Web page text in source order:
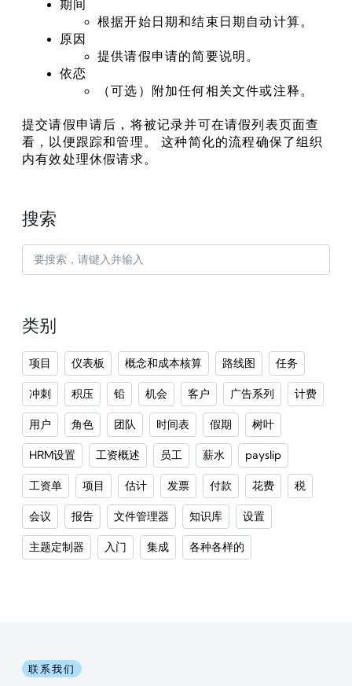
期间
根据开始日期和结束日期自动计算。
原因
提供请假申请的简要说明。
依恋
（可选）附加任何相关文件或注释。
提交请假申请后，将被记录并可在请假列表页面查
看，以便跟踪和管理。 这种简化的流程确保了组织
内有效处理休假请求。
搜索
类别
项目 仪表板 概念和成本核算 路线图 任务
冲刺 积压 铅 机会 客户 广告系列 计费
用户 角色 团队 时间表 假期 树叶
HRM设置 工资概述 员工 薪水 payslip
工资单 项目 估计 发票 付款 花费 税
会议 报告 文件管理器 知识库 设置
主题定制器 入门 集成 各种各样的
联系我们